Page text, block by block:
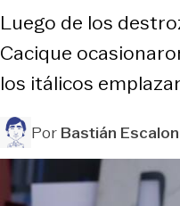
Luego de los
Cacique
los itálicos
PorBastián